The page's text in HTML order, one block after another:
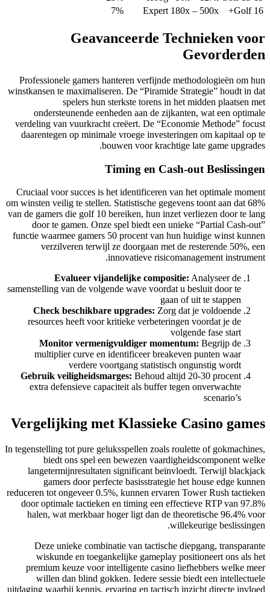
Professionele
winstkansen te
verdeling van
daarentegen op
Cruciaal voor
om winsten veilig te
van de gamers die
door te gamen.
functie waarmee
verzilveren
samenstelling van
Check
resources heeft
Monitor
multiplier
Gebruik
extra
Vergelijking
In tegenstelling tot
biedt ons
gamers
reduceren tot
door optimale
halen, wat
Deze unieke
wiskunde en
premium keuze
willen dan
uitdaging waarbij